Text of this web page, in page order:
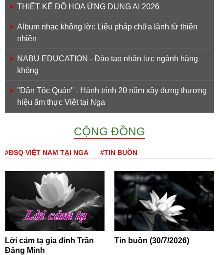
THIẾT KẾ ĐỒ HỌA ỨNG DỤNG AI 2026
Album nhạc không lời: Liệu pháp chữa lành từ thiên
nhiên
NABU EDUCATION - Đào tạo nhân lực ngành hàng
không
''Dân Tộc Quán'' - Hành trình 20 năm xây dựng thương
hiệu ẩm thực Việt tại Nga
CỘNG ĐỒNG
#ĐSQ VIỆT NAM TẠI NGA #TIN BUỒN
Lời cảm tạ gia đình Trần
Đăng Minh
Tin buồn (30/7/2026)